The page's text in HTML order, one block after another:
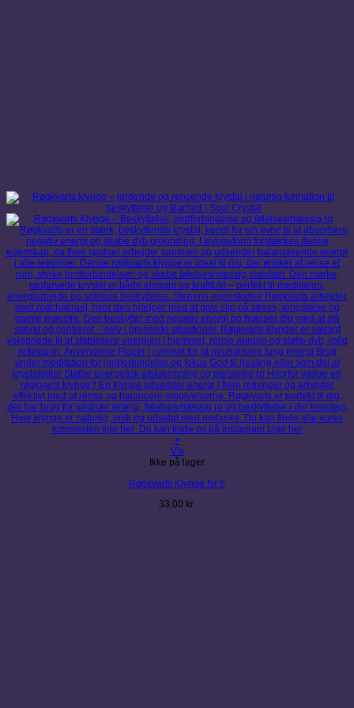
+
Vis
Ikke på lager
Røgkvarts Klynge Nr 5
33,00 kr.